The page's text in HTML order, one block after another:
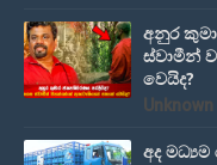
අනුර
ස්වාමීන්
වෙයිද?
Unknown
අද